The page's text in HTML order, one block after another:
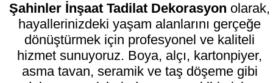
Şahinler İnşaat Tadilat Dekorasyon olarak,
hayallerinizdeki yaşam alanlarını gerçeğe
dönüştürmek için profesyonel ve kaliteli
hizmet sunuyoruz. Boya, alçı, kartonpiyer,
asma tavan, seramik ve taş döşeme gibi